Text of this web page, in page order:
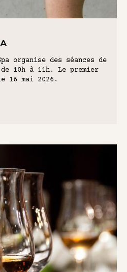
organise des séances de
de 10h à 11h. Le premier
16 mai 2026.